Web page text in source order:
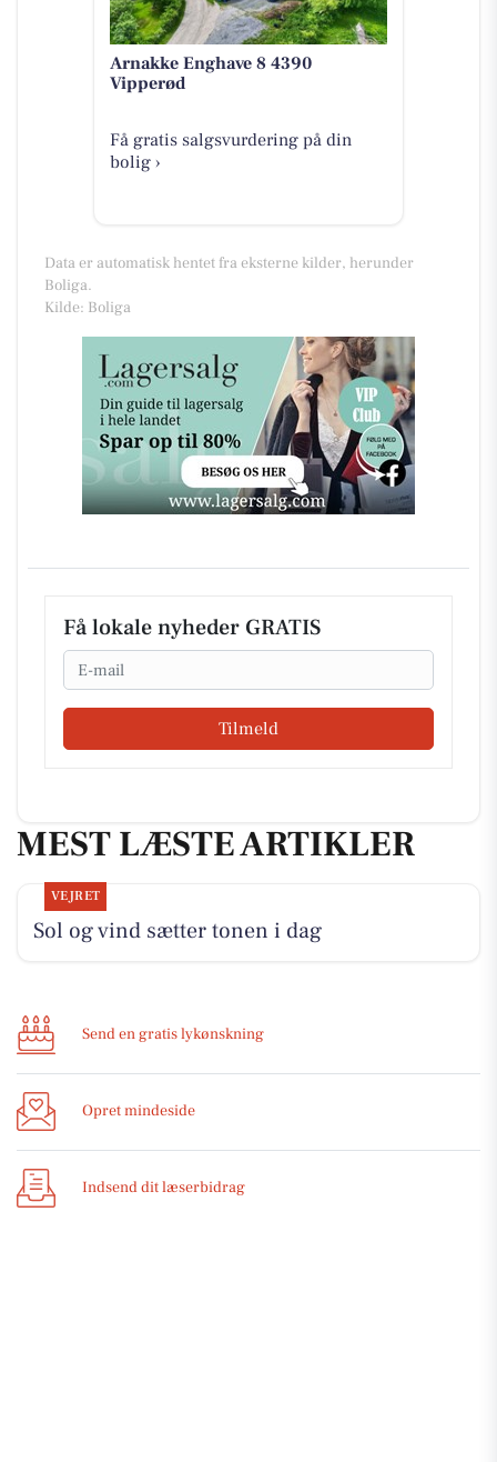
Arnakke Enghave 8 4390
Vipperød
Få gratis salgsvurdering på din
bolig ›
Data er automatisk hentet fra eksterne kilder, herunder
Boliga.
Kilde: Boliga
Få lokale nyheder GRATIS
Email
Tilmeld
MEST LÆSTE ARTIKLER
VEJRET
Sol og vind sætter tonen i dag
Send en gratis lykønskning
Opret mindeside
Indsend dit læserbidrag